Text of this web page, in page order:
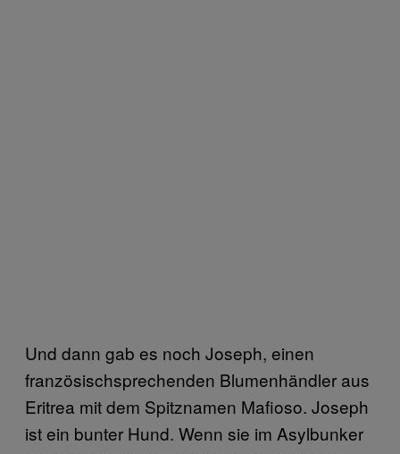
Und dann gab es noch Joseph, einen
französischsprechenden Blumenhändler aus
Eritrea mit dem Spitznamen Mafioso. Joseph
ist ein bunter Hund. Wenn sie im Asylbunker